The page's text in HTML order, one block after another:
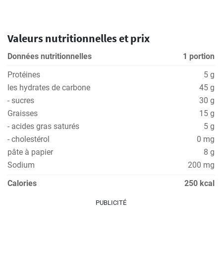
Valeurs nutritionnelles et prix
Données nutritionnelles
1 portion
Protéines
5 g
les hydrates de carbone
45 g
- sucres
30 g
Graisses
15 g
- acides gras saturés
5 g
- cholestérol
0 mg
pâte à papier
8 g
Sodium
200 mg
Calories
250 kcal
PUBLICITÉ